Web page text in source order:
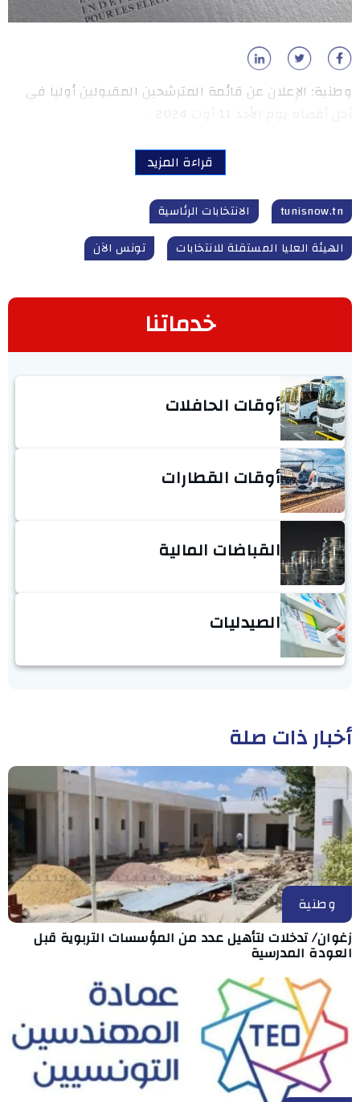
وطنية: الإعلان عن قائمة المترشحين المقبولين أوليا في
قراءة المزيد
tunisnow.tn
الانتخابات الرئاسية
الهيئة العليا المستقلة للانتخابات
تونس الآن
خدماتنا
أوقات الحافلات
أوقات القطارات
القباضات المالية
الصيدليات
أخبار ذات صلة
وطنية
زغوان/ تدخلات لتأهيل عدد من المؤسسات التربوية قبل
العودة المدرسية